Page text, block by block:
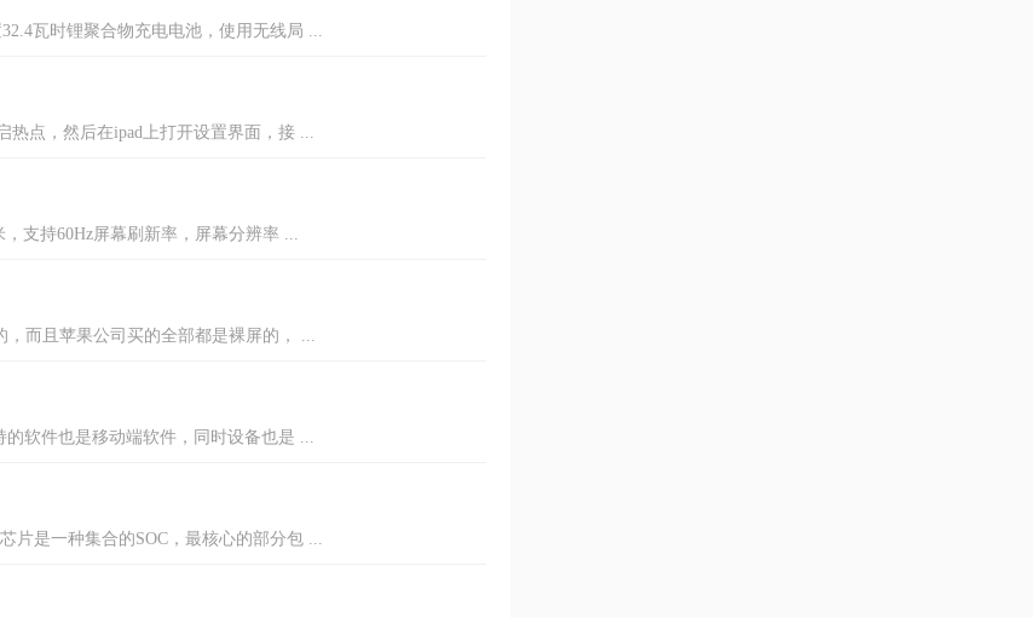
瓦时锂聚合物充电电池，使用无线局 ...
热点，然后在ipad上打开设置界面，接 ...
，支持60Hz屏幕刷新率，屏幕分辨率 ...
，而且苹果公司买的全部都是裸屏的， ...
软件也是移动端软件，同时设备也是 ...
片是一种集合的SOC，最核心的部分包 ...